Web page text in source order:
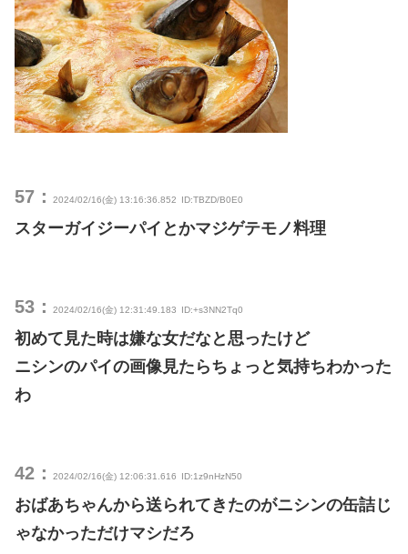
57： 2024/02/16(金) 13:16:36.852 ID:TBZD/B0E0
スターガイジーパイとかマジゲテモノ料理
53： 2024/02/16(金) 12:31:49.183 ID:+s3NN2Tq0
初めて見た時は嫌な女だなと思ったけど
ニシンのパイの画像見たらちょっと気持ちわかった
わ
42： 2024/02/16(金) 12:06:31.616 ID:1z9nHzN50
おばあちゃんから送られてきたのがニシンの缶詰じ
ゃなかっただけマシだろ